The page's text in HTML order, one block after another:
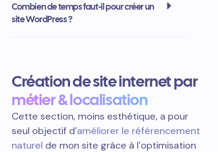
Combien de temps faut-il pour créer un
site WordPress ?
Création de site internet par
métier & localisation
Cette section, moins esthétique, a pour
seul objectif d’améliorer le référencement
naturel de mon site grâce à l’optimisation